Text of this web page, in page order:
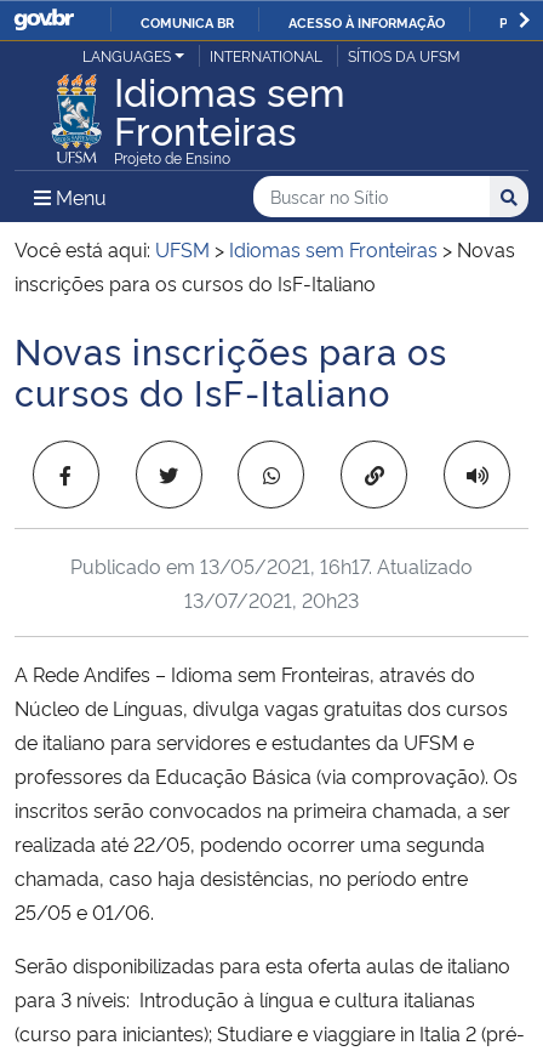
IR
PARA
O
COMUNICA BR ACESSO À INFORMAÇÃO
Ministério da Justiça e Segurança Pública
Ministério da Defesa
Ministério das Relações Exteriores
Ministério da Infraestrutura
Ministério da Educação
Ministério da Cidadania
Ministério da Ciência, Tecnologia, Inovações e Comunicações
Ministério do Meio Ambiente
Ministério do Turismo
Controladoria-Geral da União
LANGUAGES INTERNATIONAL SÍTIOS DA UFSM
Idiomas sem
Fronteiras
Projeto de Ensino
Menu Menu Principal do Sítio
Busca
Buscar no no Sítio
Busca:
Você está aqui: UFSM > Idiomas sem Fronteiras > Novas
inscrições para os cursos do IsF-Italiano
Início do conteúdo
Novas inscrições para os
cursos do IsF-Italiano
Copiar para área
Publicado em 13/05/2021, 16h17. Atualizado
13/07/2021, 20h23
A Rede Andifes – Idioma sem Fronteiras, através do
Núcleo de Línguas, divulga vagas gratuitas dos cursos
de italiano para servidores e estudantes da UFSM e
professores da Educação Básica (via comprovação). Os
inscritos serão convocados na primeira chamada, a ser
realizada até 22/05, podendo ocorrer uma segunda
chamada, caso haja desistências, no período entre
25/05 e 01/06.
Serão disponibilizadas para esta oferta aulas de italiano
para 3 níveis: Introdução à língua e cultura italianas
(curso para iniciantes); Studiare e viaggiare in Italia 2 (pré-